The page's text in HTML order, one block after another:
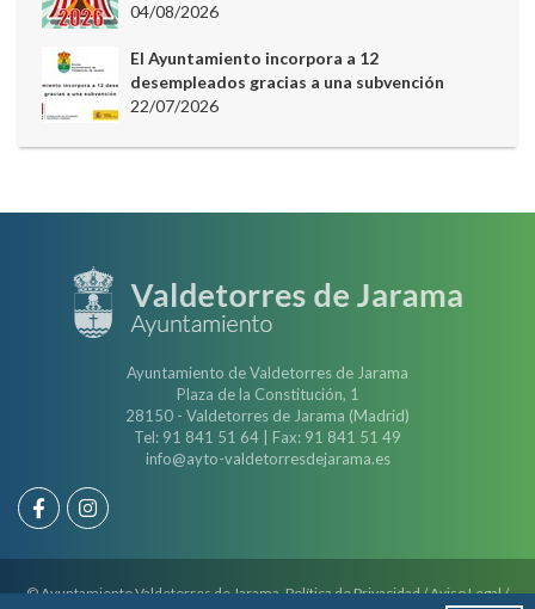
04/08/2026
El Ayuntamiento incorpora a 12
desempleados gracias a una subvención
22/07/2026
Ayuntamiento de Valdetorres de Jarama
Plaza de la Constitución, 1
28150 - Valdetorres de Jarama (Madrid)
Tel: 91 841 51 64 | Fax: 91 841 51 49
info@ayto-valdetorresdejarama.es
© Ayuntamiento Valdetorres de Jarama.Política de Privacidad/Aviso Legal/